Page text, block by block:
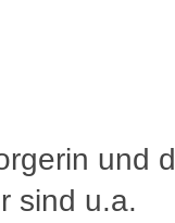
und
sind u.a.